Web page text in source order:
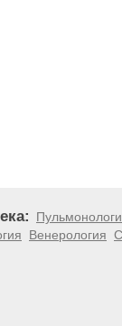
Венерология